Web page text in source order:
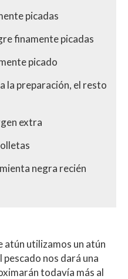
picadas
finamente picadas
picado
la preparación, el resto
extra
negra recién
atún utilizamos un atún
nos dará una
todavía más al